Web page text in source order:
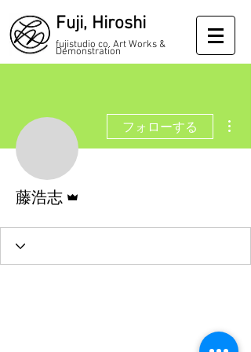
Fuji, Hiroshi
fujistudio co. Art Works &
Demonstration
フォローする
藤浩志